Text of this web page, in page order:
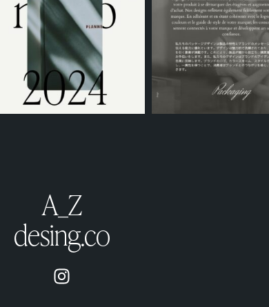
A_Z
desing.co